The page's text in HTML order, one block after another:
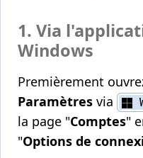
1. Via
Windows
Premièrement
Paramètres via
la page "Comptes"
"Options de